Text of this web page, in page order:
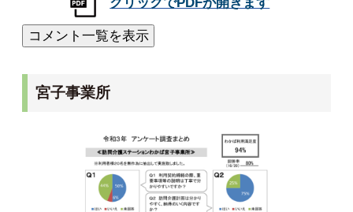
宮子事業所